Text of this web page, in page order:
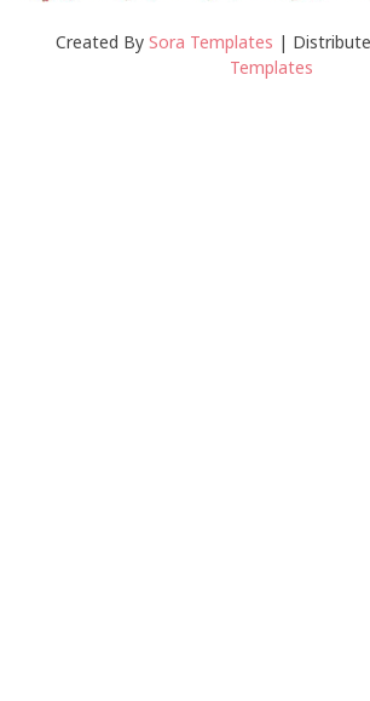
Created By Sora Templates |
Templates